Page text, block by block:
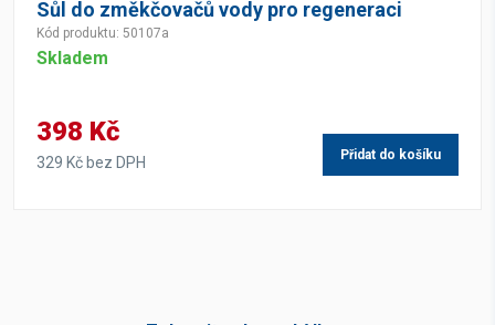
Sůl do změkčovačů vody pro regeneraci
Kód produktu: 50107a
Skladem
398 Kč
329 Kč bez DPH Přidat do košíku